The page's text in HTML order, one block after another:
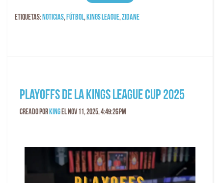
Etiquetas: Noticias, fútbol, kings league,Zidane
Playoffs de la Kings League Cup 2025
Creado por King el Nov 11, 2025, 4:49:26 PM